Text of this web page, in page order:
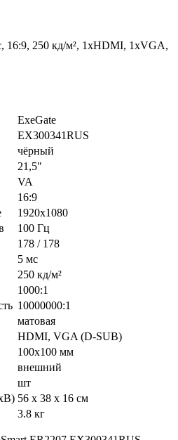
16:9, 250 кд/м², 1xHDMI, 1xVGA,
ExeGate
EX300341RUS
чёрный
21,5"
VA
16:9
1920x1080
100 Гц
178 / 178
5 мс
250 кд/м²
1000:1
10000000:1
матовая
HDMI, VGA (D-SUB)
100x100 мм‎
внешний
шт
56 x 38 x 16 см
3.8 кг